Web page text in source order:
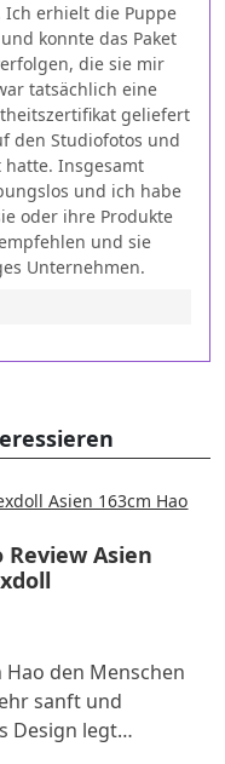
Ich erhielt die Puppe
konnte das Paket
die sie mir
tatsächlich eine
geliefert
den Studiofotos und
Insgesamt
und ich habe
oder ihre Produkte
und sie
Unternehmen.
Asien 163cm Hao
Review Asien
den Menschen
sanft und
Design legt